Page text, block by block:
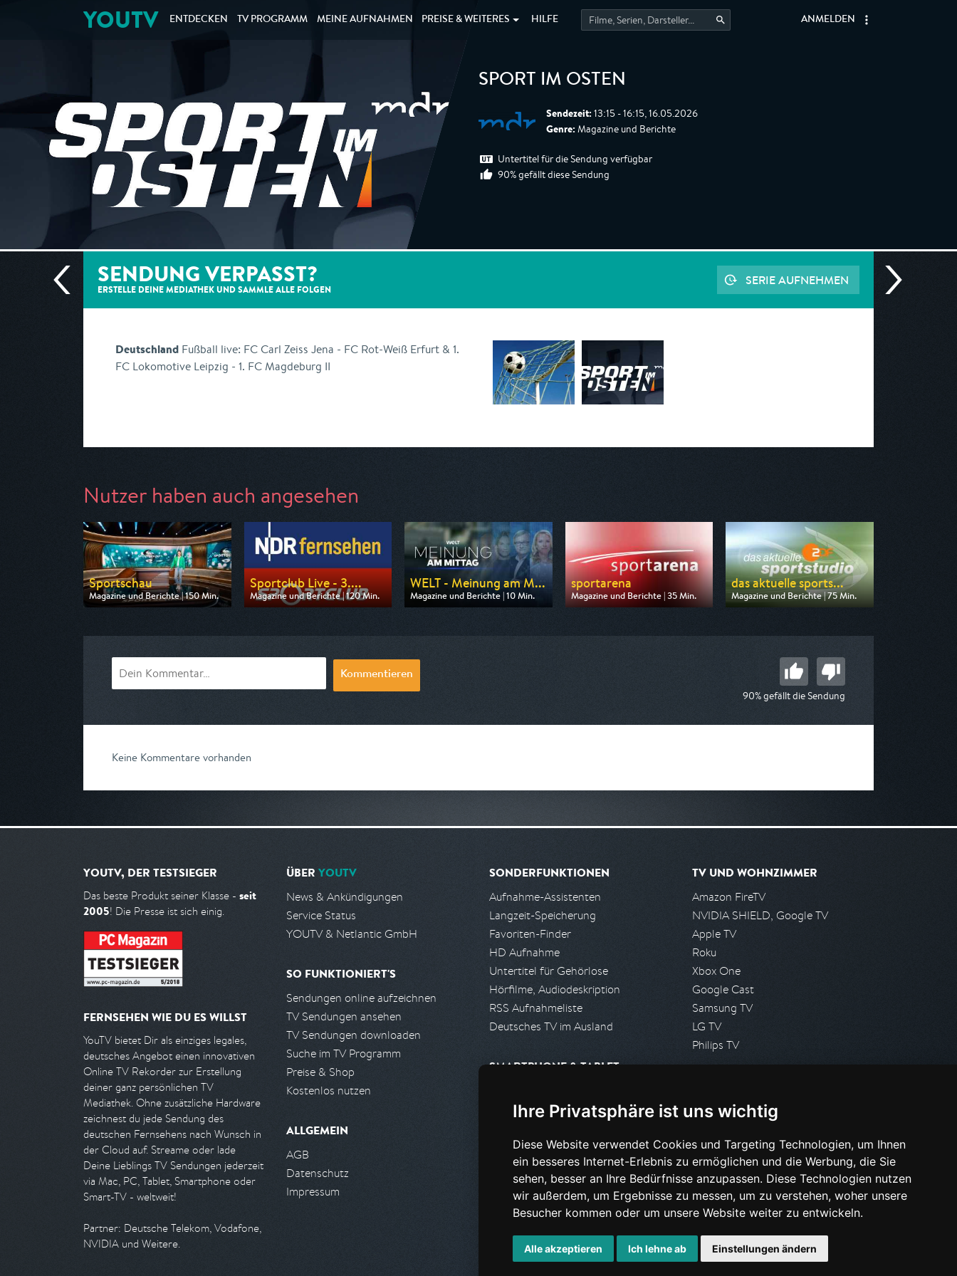
Ihre Privatsphäre ist uns wichtig
Diese Website verwendet Cookies und Targeting Technologien, um Ihnen
ein besseres Internet-Erlebnis zu ermöglichen und die Werbung, die Sie
sehen, besser an Ihre Bedürfnisse anzupassen. Diese Technologien nutzen
wir außerdem, um Ergebnisse zu messen, um zu verstehen, woher unsere
Besucher kommen oder um unsere Website weiter zu entwickeln.
Alle akzeptieren Ich lehne ab Einstellungen ändern
YOUTV ENTDECKEN TV PROGRAMM MEINE AUFNAHMEN PREISE & WEITERES HILFE ANMELDEN
SPORT IM OSTEN
Sendezeit: 13:15 - 16:15, 16.05.2026
Genre: Magazine und Berichte
Untertitel für die Sendung verfügbar
90% gefällt diese Sendung
SENDUNG VERPASST?
ERSTELLE DEINE MEDIATHEK UND SAMMLE ALLE FOLGEN
SERIE AUFNEHMEN
Deutschland Fußball live: FC Carl Zeiss Jena - FC Rot-Weiß Erfurt & 1.
FC Lokomotive Leipzig - 1. FC Magdeburg II
Nutzer haben auch angesehen
Sportschau
Magazine und Berichte | 150 Min.
Ausgestrahlt von ARD
Sportclub Live - 3....
Magazine und Berichte | 120 Min.
Ausgestrahlt von NDR
WELT - Meinung am M...
Magazine und Berichte | 10 Min.
Ausgestrahlt von WELT
sportarena
Magazine und Berichte | 35 Min.
Ausgestrahlt von SR Fernsehen
das aktuelle sports...
Magazine und Berichte | 75 Min.
Ausgestrahlt von ZDF
Kommentieren
90% gefällt die Sendung
Keine Kommentare vorhanden
YOUTV, DER TESTSIEGER
Das beste Produkt seiner Klasse - seit
2005! Die Presse ist sich einig.
FERNSEHEN WIE DU ES WILLST
YouTV bietet Dir als einziges legales,
deutsches Angebot einen innovativen
Online TV Rekorder zur Erstellung
deiner ganz persönlichen TV
Mediathek. Ohne zusätzliche Hardware
zeichnest du jede Sendung des
deutschen Fernsehens nach Wunsch in
der Cloud auf. Streame oder lade
Deine Lieblings TV Sendungen jederzeit
via Mac, PC, Tablet, Smartphone oder
Smart-TV - weltweit!
Partner: Deutsche Telekom, Vodafone,
NVIDIA und Weitere.
ÜBER YOUTV
News & Ankündigungen
Service Status
YOUTV & Netlantic GmbH
SO FUNKTIONIERT'S
Sendungen online aufzeichnen
TV Sendungen ansehen
TV Sendungen downloaden
Suche im TV Programm
Preise & Shop
Kostenlos nutzen
ALLGEMEIN
AGB
Datenschutz
Impressum
SONDERFUNKTIONEN
Aufnahme-Assistenten
Langzeit-Speicherung
Favoriten-Finder
HD Aufnahme
Untertitel für Gehörlose
Hörfilme, Audiodeskription
RSS Aufnahmeliste
Deutsches TV im Ausland
SMARTPHONE & TABLET
Android App
PARTNER
Partnerliste
Partner werden
TV UND WOHNZIMMER
Amazon FireTV
NVIDIA SHIELD, Google TV
Apple TV
Roku
Xbox One
Google Cast
Samsung TV
LG TV
Philips TV
Presseanfrage stellen
HILFE & SUPPORT
Häufig gestellte Fragen
Anfrage stellen